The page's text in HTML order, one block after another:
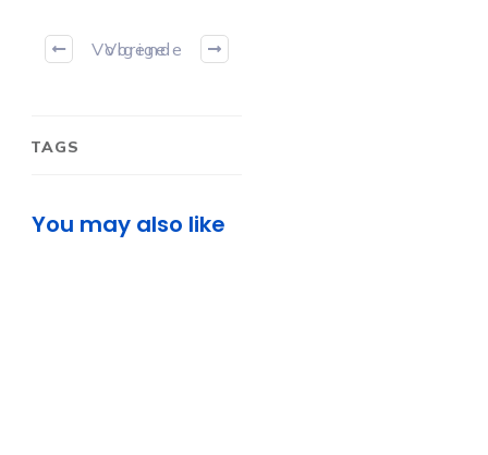
Vorige
Volgende
TAGS
You may also like